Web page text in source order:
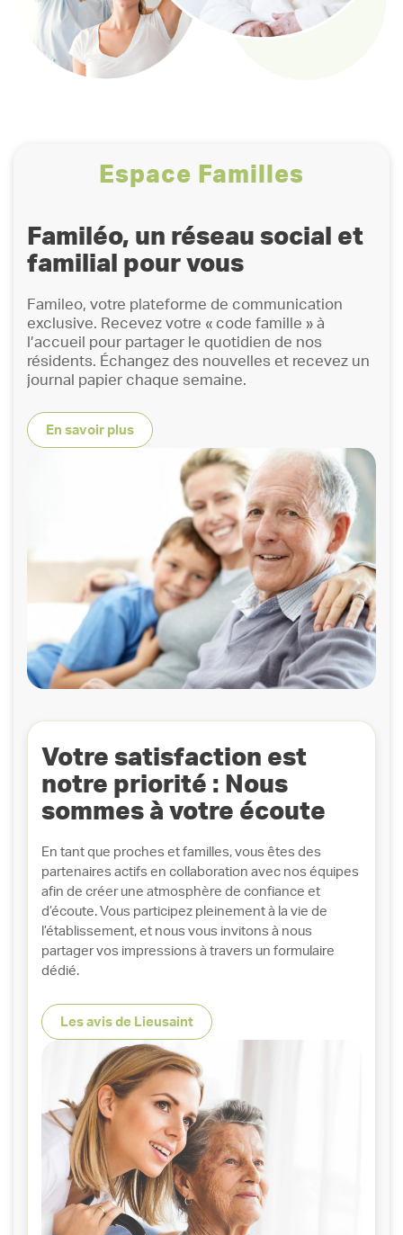
Espace Familles
Familéo, un réseau social et
familial pour vous
Famileo, votre plateforme de communication
exclusive. Recevez votre « code famille » à
l’accueil pour partager le quotidien de nos
résidents. Échangez des nouvelles et recevez un
journal papier chaque semaine.
En savoir plus
Votre satisfaction est
notre priorité : Nous
sommes à votre écoute
En tant que proches et familles, vous êtes des
partenaires actifs en collaboration avec nos équipes
afin de créer une atmosphère de confiance et
d’écoute. Vous participez pleinement à la vie de
l’établissement, et nous vous invitons à nous
partager vos impressions à travers un formulaire
dédié.
Les avis de Lieusaint